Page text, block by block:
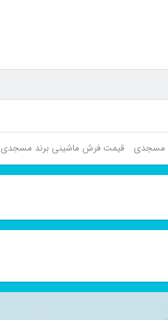
مسجدی قیمت فرش ماشینی برند مسجدی